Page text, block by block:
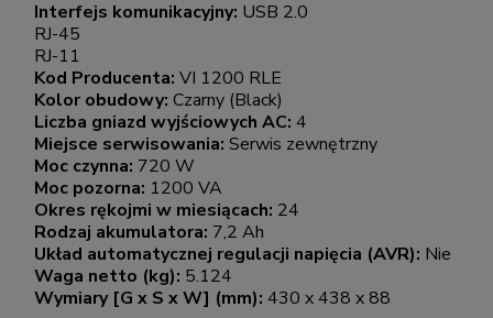
Interfejs komunikacyjny: USB 2.0
RJ-45
RJ-11
Kod Producenta: VI 1200 RLE
Kolor obudowy: Czarny (Black)
Liczba gniazd wyjściowych AC: 4
Miejsce serwisowania: Serwis zewnętrzny
Moc czynna: 720 W
Moc pozorna: 1200 VA
Okres rękojmi w miesiącach: 24
Rodzaj akumulatora: 7,2 Ah
Układ automatycznej regulacji napięcia (AVR): Nie
Waga netto (kg): 5.124
Wymiary [G x S x W] (mm): 430 x 438 x 88